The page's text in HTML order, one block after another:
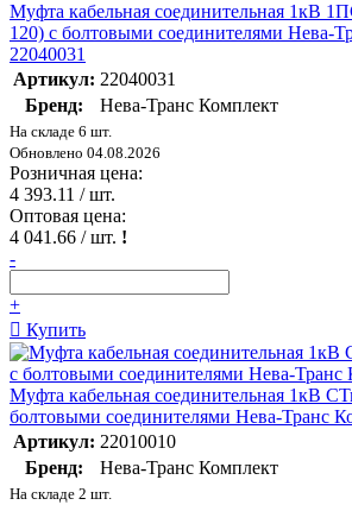
Муфта кабельная соединительная 1кВ
120) с болтовыми соединителями Нева-
22040031
Артикул: 22040031
Бренд:
Нева-Транс Комплект
На складе 6 шт.
Обновлено 04.08.2026
Розничная цена:
4 393.11 / шт.
Оптовая цена:
4 041.66 / шт. !
-
+
Купить
Муфта кабельная соединительная 1кВ
болтовыми соединителями Нева-Транс
Артикул: 22010010
Бренд:
Нева-Транс Комплект
На складе 2 шт.